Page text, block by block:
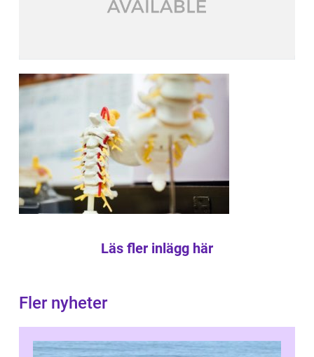
Läs fler inlägg här
Fler nyheter